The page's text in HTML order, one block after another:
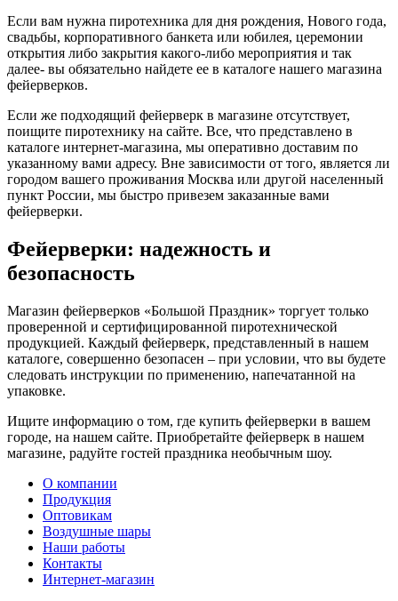
Если вам нужна пиротехника для дня рождения, Нового года,
свадьбы, корпоративного банкета или юбилея, церемонии
открытия либо закрытия какого-либо мероприятия и так
далее- вы обязательно найдете ее в каталоге нашего магазина
фейерверков.
Если же подходящий фейерверк в магазине отсутствует,
поищите пиротехнику на сайте. Все, что представлено в
каталоге интернет-магазина, мы оперативно доставим по
указанному вами адресу. Вне зависимости от того, является ли
городом вашего проживания Москва или другой населенный
пункт России, мы быстро привезем заказанные вами
фейерверки.
Фейерверки: надежность и
безопасность
Магазин фейерверков «Большой Праздник» торгует только
проверенной и сертифицированной пиротехнической
продукцией. Каждый фейерверк, представленный в нашем
каталоге, совершенно безопасен – при условии, что вы будете
следовать инструкции по применению, напечатанной на
упаковке.
Ищите информацию о том, где купить фейерверки в вашем
городе, на нашем сайте. Приобретайте фейерверк в нашем
магазине, радуйте гостей праздника необычным шоу.
О компании
Продукция
Оптовикам
Воздушные шары
Наши работы
Контакты
Интернет-магазин